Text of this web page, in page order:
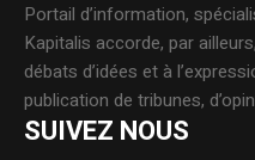
Portail d’information,
Kapitalis accorde, par
débats d’idées et à
publication de tribunes,
SUIVEZ NOUS